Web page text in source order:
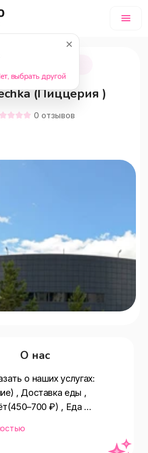
выбрать другой
(Пиццерия )
0 отзывов
О нас
о наших услугах:
, Доставка еды ,
₽) , Еда